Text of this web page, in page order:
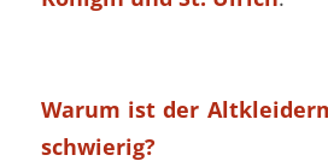
Warum ist der
schwierig?